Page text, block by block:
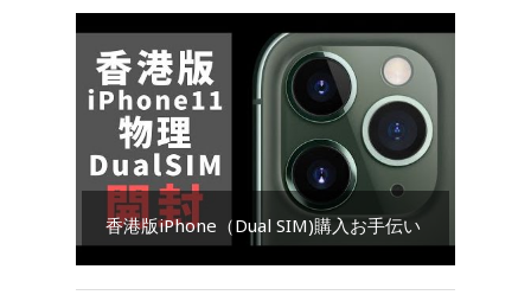
香港版iPhone（Dual SIM)購入お手伝い